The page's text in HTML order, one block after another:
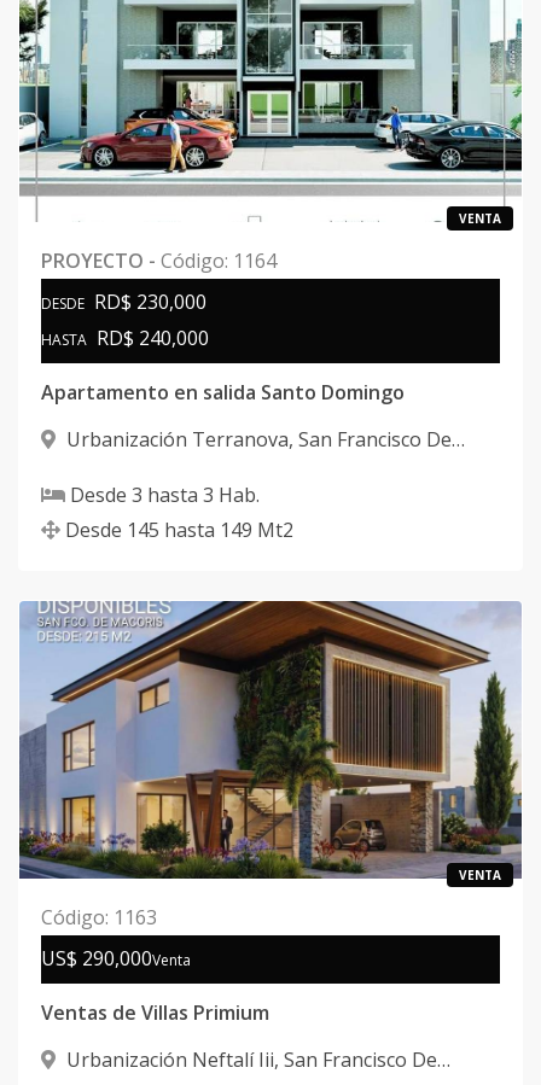
VENTA
PROYECTO - Código: 1164
DESDE RD$ 230,000
HASTA RD$ 240,000
Apartamento en salida Santo Domingo
Urbanización Terranova, San Francisco De
Desde 3 hasta 3 Hab.
Desde 145 hasta 149 Mt2
VENTA
Código: 1163
US$ 290,000Venta
Ventas de Villas Primium
Urbanización Neftalí Iii, San Francisco De